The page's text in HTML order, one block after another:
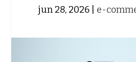
jun 28, 2026| e-